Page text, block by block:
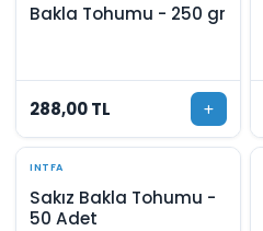
Bakla Tohumu - 250 gr
288,00 TL
INTFA
Sakız Bakla Tohumu -
50 Adet